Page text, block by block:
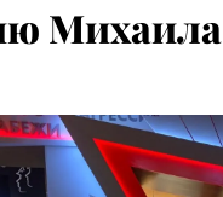
Михаила